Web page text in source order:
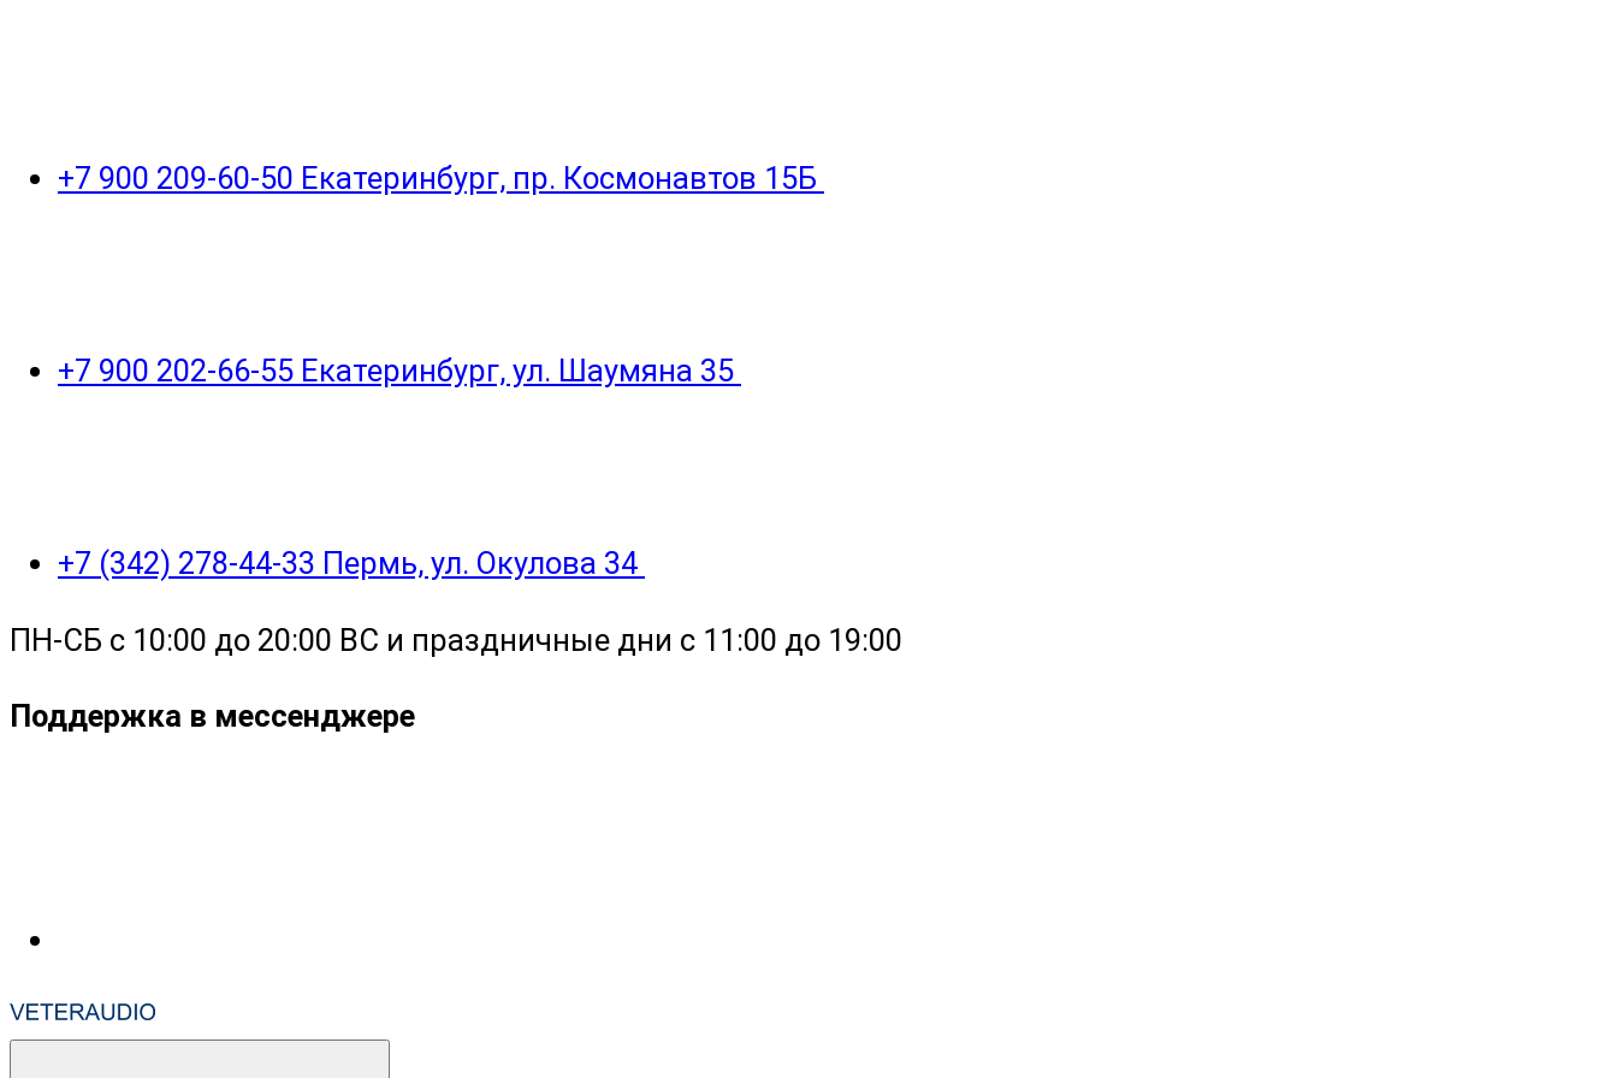
+7 900 209-60-50 Екатеринбург, пр. Космонавтов 15Б
+7 900 202-66-55 Екатеринбург, ул. Шаумяна 35
+7 (342) 278-44-33 Пермь, ул. Окулова 34
ПН-СБ с 10:00 до 20:00 ВС и праздничные дни с 11:00 до 19:00
Поддержка в мессенджере